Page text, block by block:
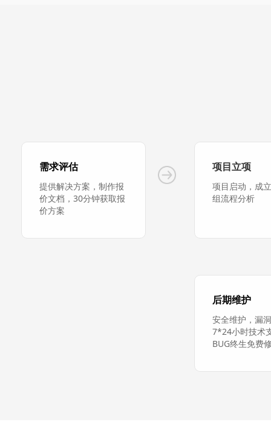
需求评估
提供解决方案，制作报
价文档，30分钟获取报
价方案
项目立项
项目启动，成
组流程分析
后期维护
安全维护，漏
7*24小时技术
BUG终生免费